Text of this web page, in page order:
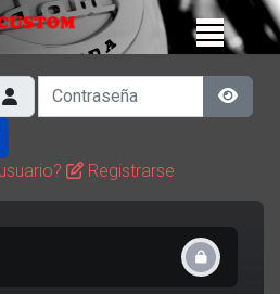
Contraseña
Show
Registrarse